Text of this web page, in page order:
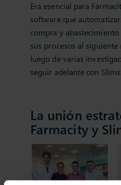
Era esencial para
software que
compra y
sus procesos al siguiente
luego de varias
seguir adelante con
La unión
Farmacity y